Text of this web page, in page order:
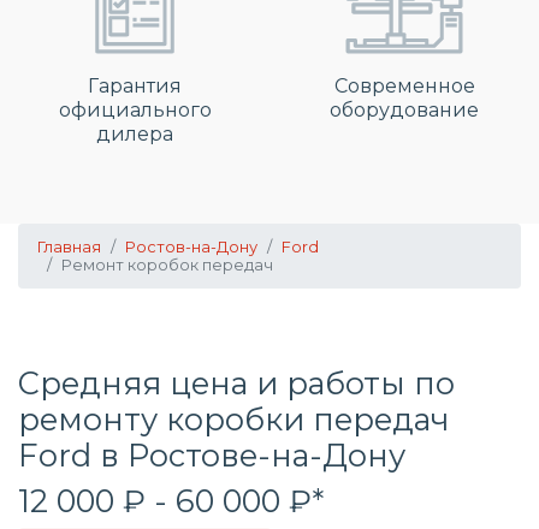
Гарантия
официального
дилера
Современное
оборудование
Главная Ростов-на-Дону
Ford
Ремонт коробок передач
Средняя цена и работы по
ремонту коробки передач
Ford в Ростове-на-Дону
12 000 ₽ - 60 000 ₽*